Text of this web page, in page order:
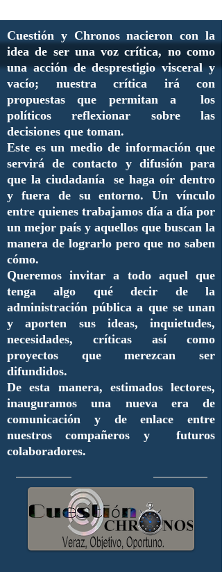
Cuestión y Chronos nacieron con la
idea de ser una voz crítica, no como
una acción de desprestigio visceral y
vacío; nuestra crítica irá con
propuestas que permitan a los
políticos reflexionar sobre las
decisiones que toman.
Este es un medio de información que
servirá de contacto y difusión para
que la ciudadanía se haga oír dentro
y fuera de su entorno. Un vínculo
entre quienes trabajamos día a día por
un mejor país y aquellos que buscan la
manera de lograrlo pero que no saben
cómo.
Queremos invitar a todo aquel que
tenga algo qué decir de la
administración pública a que se unan
y aporten sus ideas, inquietudes,
necesidades, críticas así como
proyectos que merezcan ser
difundidos.
De esta manera, estimados lectores,
inauguramos una nueva era de
comunicación y de enlace entre
nuestros compañeros y futuros
colaboradores.